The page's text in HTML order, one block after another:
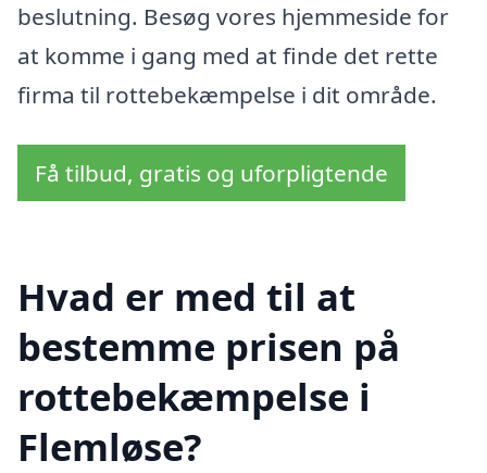
beslutning. Besøg vores hjemmeside for
at komme i gang med at finde det rette
firma til rottebekæmpelse i dit område.
Få tilbud, gratis og uforpligtende
Hvad er med til at
bestemme prisen på
rottebekæmpelse i
Flemløse?